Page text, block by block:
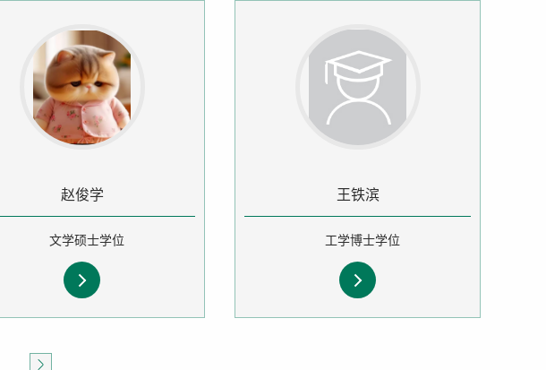
赵俊学
文学硕士学位
王铁滨
工学博士学位